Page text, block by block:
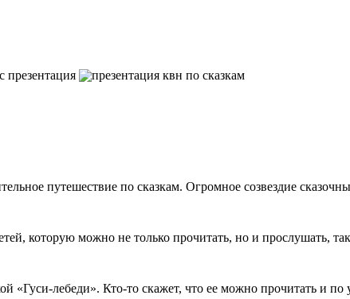
путешествие по сказкам. Огромное созвездие
которую можно не только прочитать, но и прослушать,
«Гуси-лебеди». Кто-то скажет, что ее можно прочитать и по